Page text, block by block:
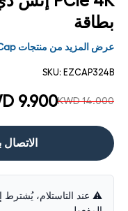
بطاقة
عرض المزيد من منتجات EZCap
SKU: EZCAP324B
KWD 14.000
9.900
الاتصال
⚠️ عند التاستلام، يُشترط